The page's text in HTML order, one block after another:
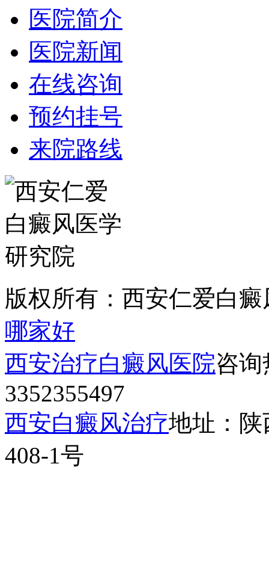
医院简介
医院新闻
在线咨询
预约挂号
来院路线
版权所有：西安仁爱白
哪家好
西安治疗白癜风医院咨询
3352355497
西安白癜风治疗地址：
408-1号